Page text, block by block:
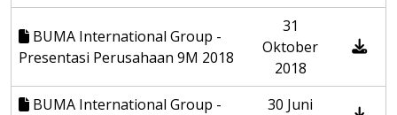
BUMA International Group -
Presentasi Perusahaan 9M 2018
31
Oktober
2018
BUMA International Group -
30 Juni